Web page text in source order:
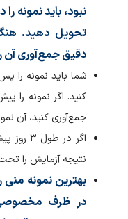
نبود، باید نمونه
تحویل دهید.
دقیق جمع‌آوری آن
جمع‌آوری کنید، آن
اگر در
نتیجه آزمایش را
بهترین نمونه منی
در ظرف مخصوصی